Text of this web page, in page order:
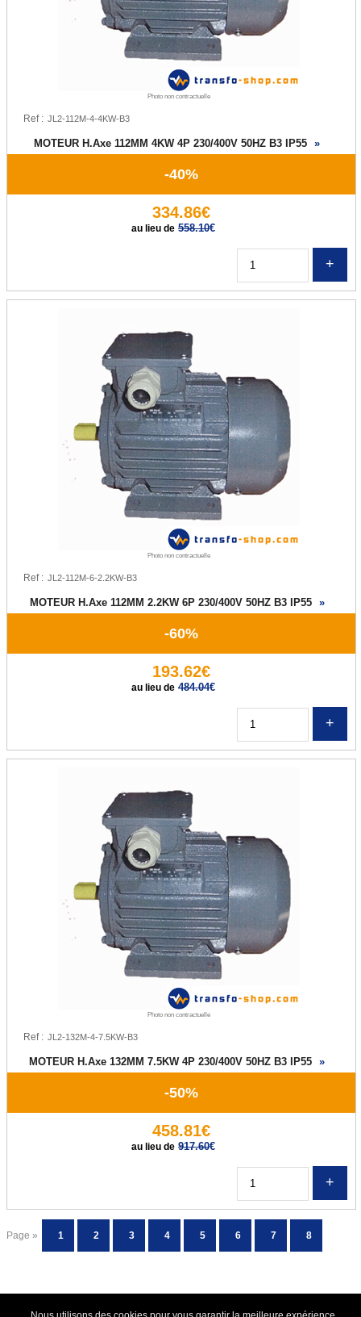
Photo non contractuelle
Ref :
MOTEUR H.Axe 112MM 4KW 4P 230/400V 50HZ B3 IP55 »
-40%
334.86€
au lieu de 558.10€
Photo non contractuelle
Ref :
MOTEUR H.Axe 112MM 2.2KW 6P 230/400V 50HZ B3 IP55 »
-60%
193.62€
au lieu de 484.04€
Photo non contractuelle
Ref :
MOTEUR H.Axe 132MM 7.5KW 4P 230/400V 50HZ B3 IP55 »
-50%
458.81€
au lieu de 917.60€
Page »